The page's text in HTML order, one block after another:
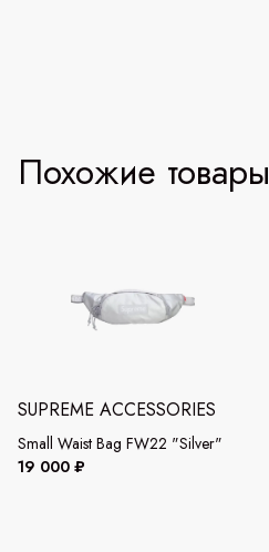
Похожие товары
SUPREME ACCESSORIES
Small Waist Bag FW22 "Silver"
19 000 ₽